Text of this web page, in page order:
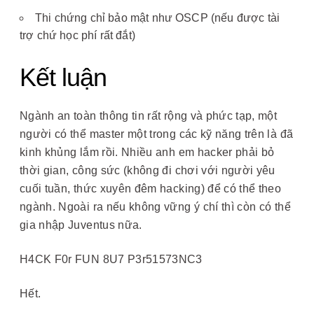
Thi chứng chỉ bảo mật như OSCP (nếu được tài
trợ chứ học phí rất đắt)
Kết luận
Ngành an toàn thông tin rất rộng và phức tạp, một
người có thể master một trong các kỹ năng trên là đã
kinh khủng lắm rồi. Nhiều anh em hacker phải bỏ
thời gian, công sức (không đi chơi với người yêu
cuối tuần, thức xuyên đêm hacking) để có thể theo
ngành. Ngoài ra nếu không vững ý chí thì còn có thể
gia nhập Juventus nữa.
H4CK F0r FUN 8U7 P3r51573NC3
Hết.